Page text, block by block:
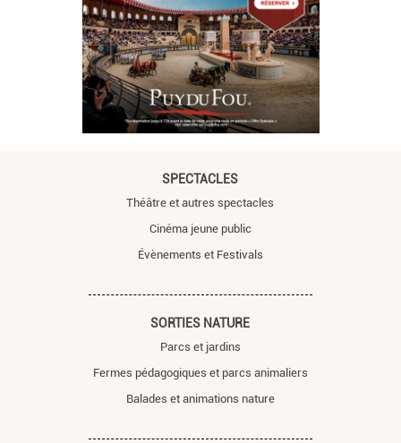
SPECTACLES
Théâtre et autres spectacles
Cinéma jeune public
Évènements et Festivals
SORTIES NATURE
Parcs et jardins
Fermes pédagogiques et parcs animaliers
Balades et animations nature